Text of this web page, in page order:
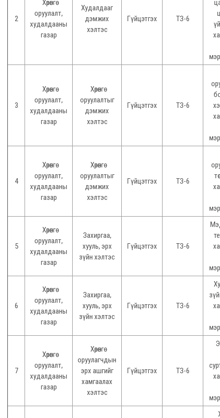
2
Хөрөнгө
оруулалт,
худалдааны
газар
Худалдааг
дэмжих
хэлтэс
Гүйцэтгэх ТЗ-6
3
Хөрөнгө
оруулалт,
худалдааны
газар
Хөрөнгө
оруулалтыг
дэмжих
хэлтэс
Гүйцэтгэх ТЗ-6
4
Хөрөнгө
оруулалт,
худалдааны
газар
Хөрөнгө
оруулалтыг
дэмжих
хэлтэс
Гүйцэтгэх ТЗ-6
5
Хөрөнгө
оруулалт,
худалдааны
газар
Захиргаа,
хууль, эрх
зүйн хэлтэс
Гүйцэтгэх ТЗ-6
6
Хөрөнгө
оруулалт,
худалдааны
газар
Захиргаа,
хууль, эрх
зүйн хэлтэс
Гүйцэтгэх ТЗ-6
7
Хөрөнгө
оруулалт,
худалдааны
газар
Хөрөнгө
оруулагчдын
эрх ашгийг
хамгаалах
хэлтэс
Гүйцэтгэх ТЗ-6